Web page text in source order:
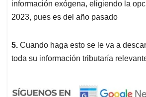
información exógena, eligiendo la
2023, pues es del año pasado
5. Cuando haga esto se le va a
toda su información tributaría